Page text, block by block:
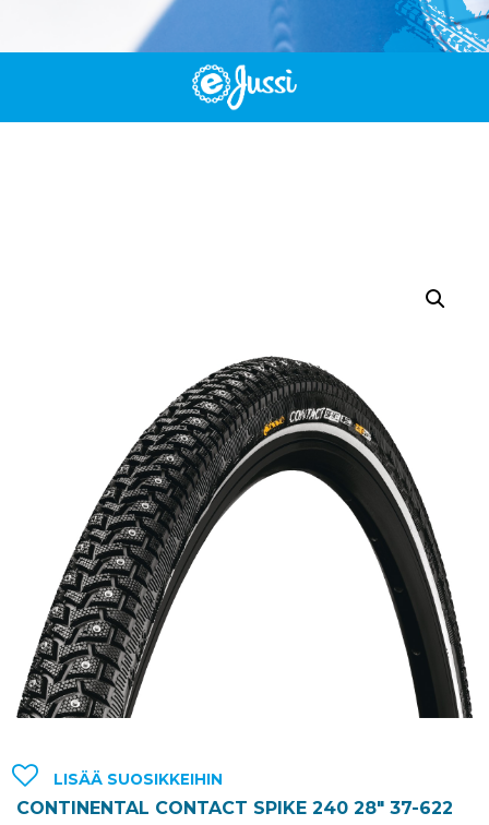
LISÄÄ SUOSIKKEIHIN
CONTINENTAL CONTACT SPIKE 240 28″ 37-622